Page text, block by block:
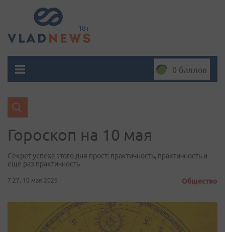
0 баллов
Гороскоп на 10 мая
Секрет успеха этого дня прост: практичность, практичность и
еще раз практичность
7:27, 10 мая 2026 Общество